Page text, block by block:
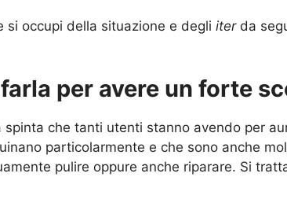
si occupi della situazione e degli iterda
per avere un forte
che tanti utenti stanno avendo per
particolarmente e che sono anche
pulire oppure anche riparare. Si